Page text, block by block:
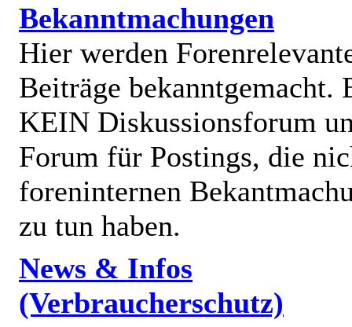
Bekanntmachungen
Hier werden
Beiträge bekanntgemacht.
KEIN Diskussionsforum
Forum für Postings, die
foreninternen
zu tun haben.
News & Infos
(Verbraucherschutz)